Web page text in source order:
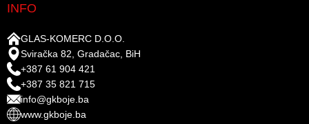
INFO
GLAS-KOMERC D.O.O.
Sviračka 82, Gradačac, BiH
+387 61 904 421
+387 35 821 715
info@gkboje.ba
www.gkboje.ba